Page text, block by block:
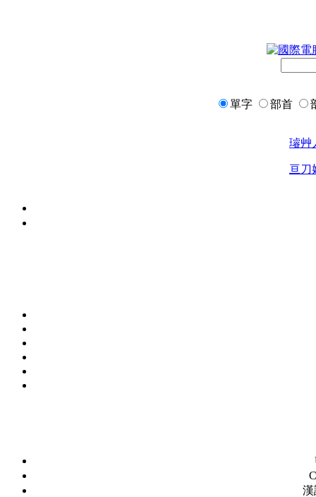
單字 部首
璿艸
亘刀
漢